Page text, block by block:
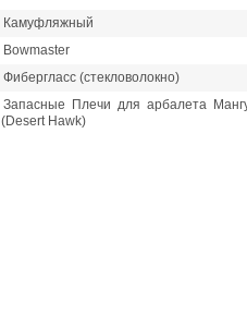
Камуфляжный
Bowmaster
Фибергласс (стекловолокно)
Запасные Плечи для арбалета
(Desert Hawk)